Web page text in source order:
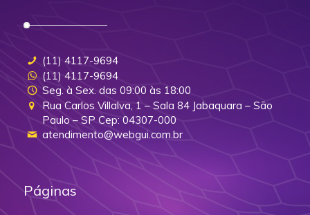
(11) 4117-9694
(11) 4117-9694
Seg. à Sex. das 09:00 às 18:00
Rua Carlos Villalva, 1 – Sala 84 Jabaquara – São
Paulo – SP Cep: 04307-000
atendimento@webgui.com.br
Páginas